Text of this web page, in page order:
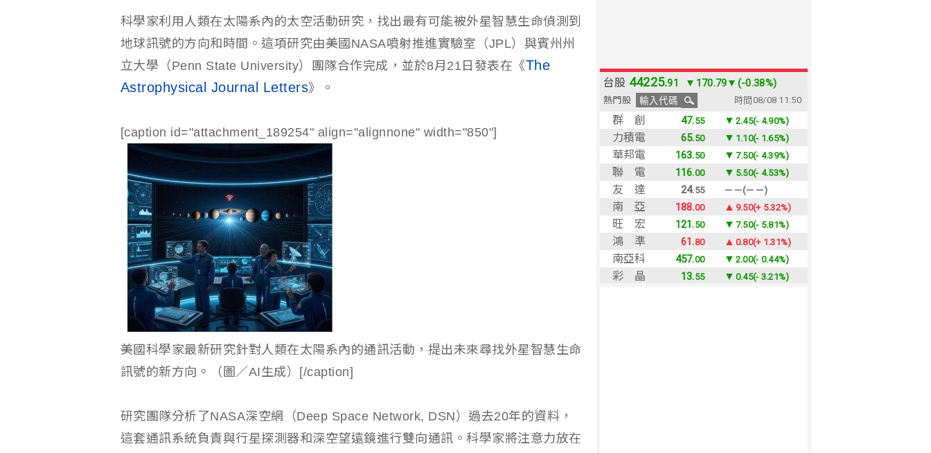
科學家利用人類在太陽系內的太空活動研究，找出最有可能被外星智慧生命偵測到
地球訊號的方向和時間。這項研究由美國NASA噴射推進實驗室（JPL）與賓州州
立大學（Penn State University）團隊合作完成，並於8月21日發表在《The
Astrophysical Journal Letters》。
[caption id="attachment_189254" align="alignnone" width="850"]
美國科學家最新研究針對人類在太陽系內的通訊活動，提出未來尋找外星智慧生命
訊號的新方向。（圖／AI生成）[/caption]
研究團隊分析了NASA深空網（Deep Space Network, DSN）過去20年的資料，
這套通訊系統負責與行星探測器和深空望遠鏡進行雙向通訊。科學家將注意力放在